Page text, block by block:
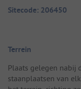
Sitecode: 206450
Terrein
Plaats gelegen nabij
staanplaatsen van